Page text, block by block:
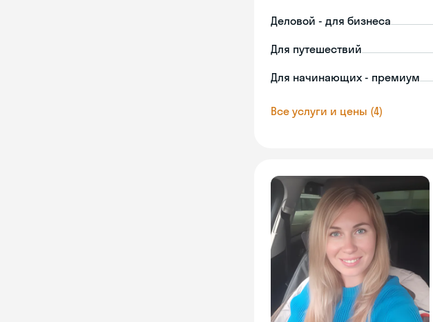
Деловой - для бизнеса
Для путешествий
Для начинающих - премиум
Все услуги и цены (4)